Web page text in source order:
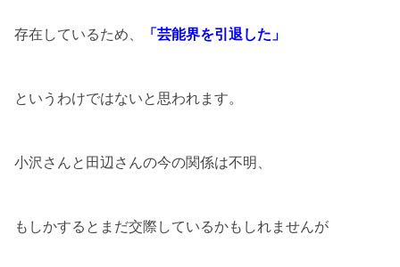
存在しているため、 「芸能界を引退した」
というわけではないと思われます。
小沢さんと田辺さんの今の関係は不明、
もしかするとまだ交際しているかもしれませんが